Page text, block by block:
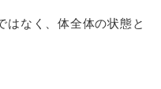
はなく、体全体の状態と